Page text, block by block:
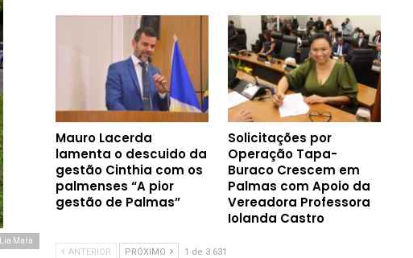
Lia Mara
Mauro Lacerda
lamenta o descuido da
gestão Cinthia com os
palmenses “A pior
gestão de Palmas”
Solicitações por
Operação Tapa-
Buraco Crescem em
Palmas com Apoio da
Vereadora Professora
Iolanda Castro
ANTERIOR PRÓXIMO 1 de 3.631